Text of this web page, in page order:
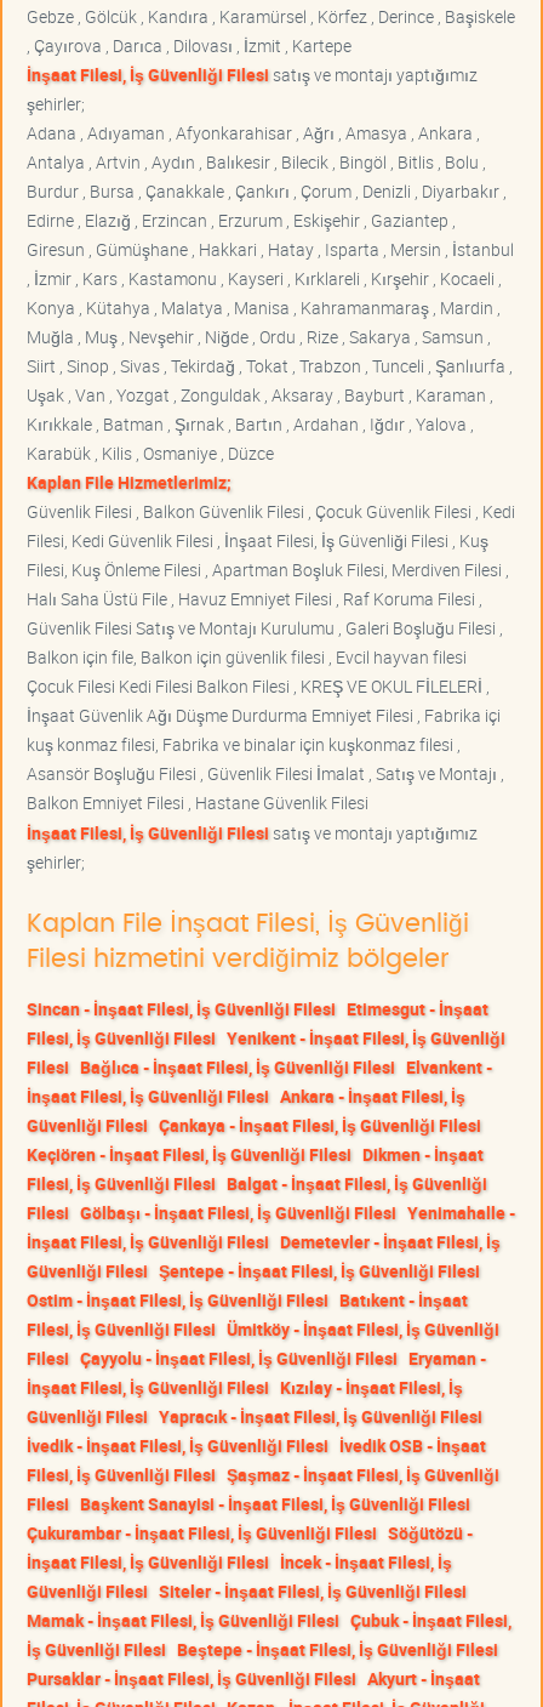
Gebze , Gölcük , Kandıra , Karamürsel , Körfez , Derince , Başiskele
, Çayırova , Darıca , Dilovası , İzmit , Kartepe
İnşaat Filesi, İş Güvenliği Filesisatış ve montajı yaptığımız
şehirler;
Adana , Adıyaman , Afyonkarahisar , Ağrı , Amasya , Ankara ,
Antalya , Artvin , Aydın , Balıkesir , Bilecik , Bingöl , Bitlis , Bolu ,
Burdur , Bursa , Çanakkale , Çankırı , Çorum , Denizli , Diyarbakır ,
Edirne , Elazığ , Erzincan , Erzurum , Eskişehir , Gaziantep ,
Giresun , Gümüşhane , Hakkari , Hatay , Isparta , Mersin , İstanbul
, İzmir , Kars , Kastamonu , Kayseri , Kırklareli , Kırşehir , Kocaeli ,
Konya , Kütahya , Malatya , Manisa , Kahramanmaraş , Mardin ,
Muğla , Muş , Nevşehir , Niğde , Ordu , Rize , Sakarya , Samsun ,
Siirt , Sinop , Sivas , Tekirdağ , Tokat , Trabzon , Tunceli , Şanlıurfa ,
Uşak , Van , Yozgat , Zonguldak , Aksaray , Bayburt , Karaman ,
Kırıkkale , Batman , Şırnak , Bartın , Ardahan , Iğdır , Yalova ,
Karabük , Kilis , Osmaniye , Düzce
Kaplan File Hizmetlerimiz;
Güvenlik Filesi , Balkon Güvenlik Filesi , Çocuk Güvenlik Filesi , Kedi
Filesi, Kedi Güvenlik Filesi , İnşaat Filesi, İş Güvenliği Filesi , Kuş
Filesi, Kuş Önleme Filesi , Apartman Boşluk Filesi, Merdiven Filesi ,
Halı Saha Üstü File , Havuz Emniyet Filesi , Raf Koruma Filesi ,
Güvenlik Filesi Satış ve Montajı Kurulumu , Galeri Boşluğu Filesi ,
Balkon için file, Balkon için güvenlik filesi , Evcil hayvan filesi
Çocuk Filesi Kedi Filesi Balkon Filesi , KREŞ VE OKUL FİLELERİ ,
İnşaat Güvenlik Ağı Düşme Durdurma Emniyet Filesi , Fabrika içi
kuş konmaz filesi, Fabrika ve binalar için kuşkonmaz filesi ,
Asansör Boşluğu Filesi , Güvenlik Filesi İmalat , Satış ve Montajı ,
Balkon Emniyet Filesi , Hastane Güvenlik Filesi
İnşaat Filesi, İş Güvenliği Filesisatış ve montajı yaptığımız
şehirler;
Kaplan File İnşaat Filesi, İş Güvenliği
Filesi hizmetini verdiğimiz bölgeler
Sincan - İnşaat Filesi, İş Güvenliği Filesi Etimesgut - İnşaat
Filesi, İş Güvenliği Filesi Yenikent - İnşaat Filesi, İş Güvenliği
Filesi Bağlıca - İnşaat Filesi, İş Güvenliği Filesi Elvankent -
İnşaat Filesi, İş Güvenliği Filesi Ankara - İnşaat Filesi, İş
Güvenliği Filesi Çankaya - İnşaat Filesi, İş Güvenliği Filesi
Keçiören - İnşaat Filesi, İş Güvenliği Filesi Dikmen - İnşaat
Filesi, İş Güvenliği Filesi Balgat - İnşaat Filesi, İş Güvenliği
Filesi Gölbaşı - İnşaat Filesi, İş Güvenliği Filesi Yenimahalle -
İnşaat Filesi, İş Güvenliği Filesi Demetevler - İnşaat Filesi, İş
Güvenliği Filesi Şentepe - İnşaat Filesi, İş Güvenliği Filesi
Ostim - İnşaat Filesi, İş Güvenliği Filesi Batıkent - İnşaat
Filesi, İş Güvenliği Filesi Ümitköy - İnşaat Filesi, İş Güvenliği
Filesi Çayyolu - İnşaat Filesi, İş Güvenliği Filesi Eryaman -
İnşaat Filesi, İş Güvenliği Filesi Kızılay - İnşaat Filesi, İş
Güvenliği Filesi Yapracık - İnşaat Filesi, İş Güvenliği Filesi
İvedik - İnşaat Filesi, İş Güvenliği Filesi İvedik OSB - İnşaat
Filesi, İş Güvenliği Filesi Şaşmaz - İnşaat Filesi, İş Güvenliği
Filesi Başkent Sanayisi - İnşaat Filesi, İş Güvenliği Filesi
Çukurambar - İnşaat Filesi, İş Güvenliği Filesi Söğütözü -
İnşaat Filesi, İş Güvenliği Filesi İncek - İnşaat Filesi, İş
Güvenliği Filesi Siteler - İnşaat Filesi, İş Güvenliği Filesi
Mamak - İnşaat Filesi, İş Güvenliği Filesi Çubuk - İnşaat Filesi,
İş Güvenliği Filesi Beştepe - İnşaat Filesi, İş Güvenliği Filesi
Pursaklar - İnşaat Filesi, İş Güvenliği Filesi Akyurt - İnşaat